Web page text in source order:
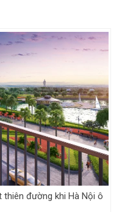
thiên đường khi Hà Nội ô